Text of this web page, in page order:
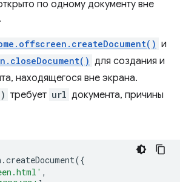
по одному документу вне
и
для создания и
находящегося вне экрана.
требует url документа, причины
.createDocument({
,